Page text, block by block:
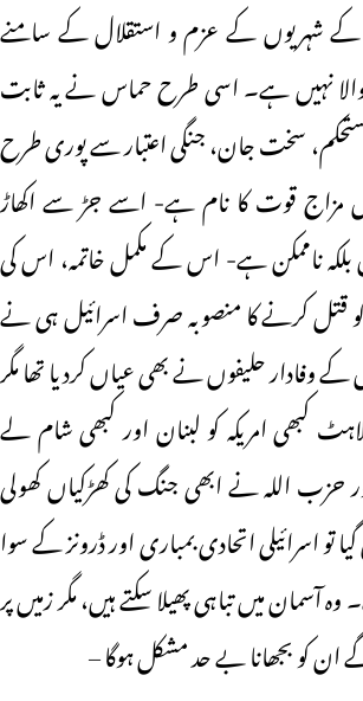
کے شہریوں کے عزم و استقلال کے سامنے
نہیں ہے۔ اسی طرح حماس نے یہ ثابت
سخت جان، جنگی اعتبار سے پوری طرح
مزاج قوت کا نام ہے- اسے جڑ سے اکھاڑ
بلکہ ناممکن ہے- اس کے مکمل خاتمہ، اس کی
قتل کرنے کا منصوبہ صرف اسرائیل ہی نے
کے وفادار حلیفوں نے بھی عیاں کردیا تھا مگر
کبھی امریکہ کو لبنان اور کبھی شام لے
حزب اللہ نے ابھی جنگ کی کھڑکیاں کھولی
تو اسرائیلی اتحادی بمباری اور ڈرونز کے سوا
آسمان میں تباہی پھیلا سکتے ہیں، مگر زمیں پر
کو بجھانا بے حد مشکل ہوگا –